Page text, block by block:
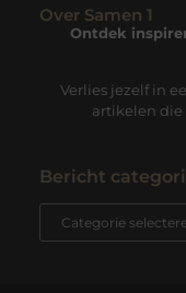
Over Samen 1
Ontdek
Verlies jezelf in
artikelen die
Bericht